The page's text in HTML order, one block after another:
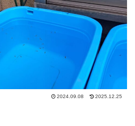
2024.09.08 2025.12.25